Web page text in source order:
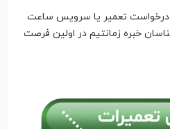
درخواست تعمیر یا سرویس ساعت
خبره زمانتیم در اولین فرصت